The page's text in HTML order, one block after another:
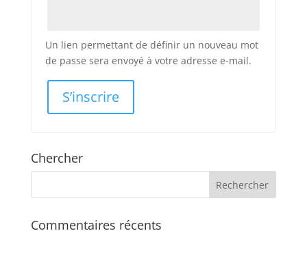
Un lien permettant de définir un nouveau mot
de passe sera envoyé à votre adresse e-mail.
S’inscrire
Chercher
Commentaires récents